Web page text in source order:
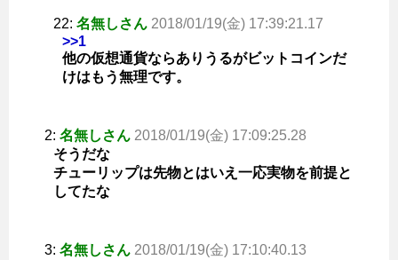
22: 名無しさん 2018/01/19(金) 17:39:21.17
>>1
他の仮想通貨ならありうるがビットコインだ
けはもう無理です。
2: 名無しさん 2018/01/19(金) 17:09:25.28
そうだな
チューリップは先物とはいえ一応実物を前提と
してたな
3: 名無しさん 2018/01/19(金) 17:10:40.13